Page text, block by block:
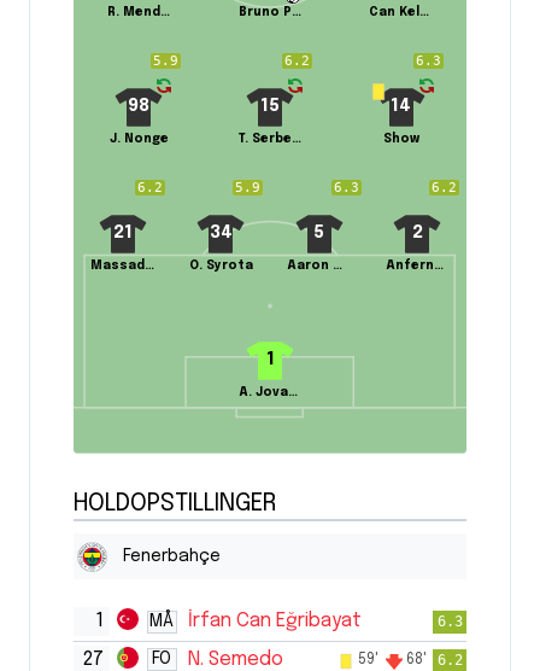
1
A. Jovanovic
6.2
21
Massadio Haïdara
5.9
34
O. Syrota
6.3
5
Aaron Appindangoyé
6.2
2
Anfernee Dijksteel
5.9
98
J. Nonge
6.2
15
T. Serbest
6.3
14
Show
R. Mendes Bruno Petković Can Keleş
HOLDOPSTILLINGER
Fenerbahçe
1 MÅ İrfan Can Eğribayat 6.3
27 FO N. Semedo 59' 68' 6.2